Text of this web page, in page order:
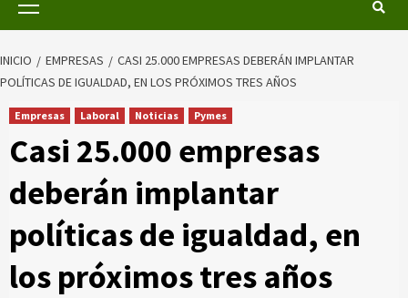
INICIO EMPRESAS
CASI 25.000 EMPRESAS DEBERÁN IMPLANTAR
POLÍTICAS DE IGUALDAD, EN LOS PRÓXIMOS TRES AÑOS
Empresas Laboral Noticias Pymes
Casi 25.000 empresas
deberán implantar
políticas de igualdad, en
los próximos tres años